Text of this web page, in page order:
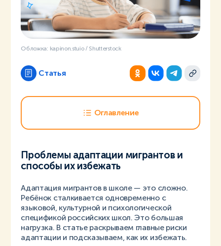
Обложка: kapinon.stuio / Shutterstock
Статья
Оглавление
Проблемы адаптации мигрантов и
способы их избежать
Адаптация мигрантов в школе — это сложно.
Ребёнок сталкивается одновременно с
языковой, культурной и психологической
спецификой российских школ. Это большая
нагрузка. В статье раскрываем главные риски
адаптации и подсказываем, как их избежать.